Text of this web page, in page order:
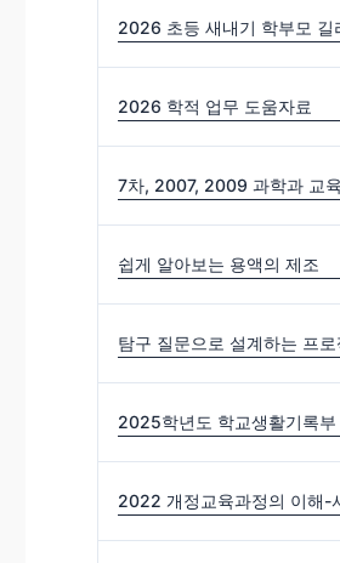
2026 초등 새내기 학부모 길
2026 학적 업무 도움자료
7차, 2007, 2009 과학과 교
쉽게 알아보는 용액의 제조
탐구 질문으로 설계하는 프
2025학년도 학교생활기록
2022 개정교육과정의 이해-